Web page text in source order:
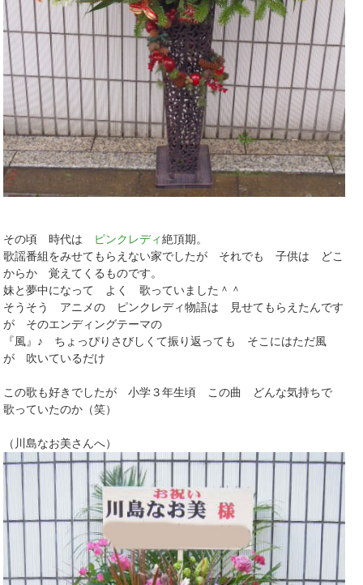
その頃 時代は ピンクレディ絶頂期。
歌謡番組をみせてもらえない家でしたが それでも 子供は どこ
からか 覚えてくるものです。
妹と夢中になって よく 歌っていました＾＾
そうそう アニメの ピンクレディ物語は 見せてもらえたんです
が そのエンディングテーマの
『風』♪ ちょっぴりさびしくて振り返っても そこにはただ風
が 吹いているだけ
この歌も好きでしたが 小学３年生頃 この曲 どんな気持ちで
歌っていたのか（笑）
（川島なお美さんへ）